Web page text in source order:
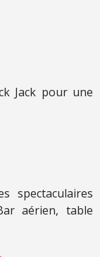
Jack pour une
spectaculaires
aérien, table